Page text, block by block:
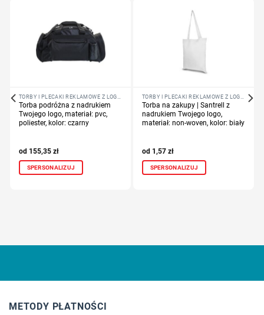
TORBY I PLECAKI REKLAMOWE Z LOGO FIRMY
Torba podróżna z nadrukiem
Twojego logo, materiał: pvc,
poliester, kolor: czarny
155,35 zł
SPERSONALIZUJ
TORBY I PLECAKI REKLAMOWE Z LOGO FIRMY
Torba na zakupy | Santrell z
nadrukiem Twojego logo,
materiał: non-woven, kolor: biały
1,57 zł
SPERSONALIZUJ
METODY PŁATNOŚCI